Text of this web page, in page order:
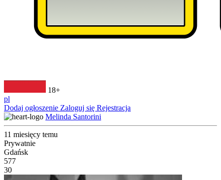
18+
pl
Dodaj ogłoszenie Zaloguj się Rejestracja
Melinda Santorini
11 miesięcy temu
Prywatnie
Gdańsk
577
30